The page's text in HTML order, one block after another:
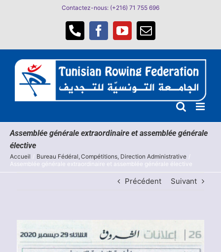
Contactez-nous: (+216) 71 755 696
Téléphone
Facebook
YouTube
Email
Assemblée générale extraordinaire et assemblée générale
élective
Accueil Bureau Fédéral Compétitions Direction Administrative
Assemblée générale extraordinaire et assemblée générale élective
Précédent Suivant
l'image
agrandie